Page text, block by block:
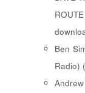
Ben
Radio)